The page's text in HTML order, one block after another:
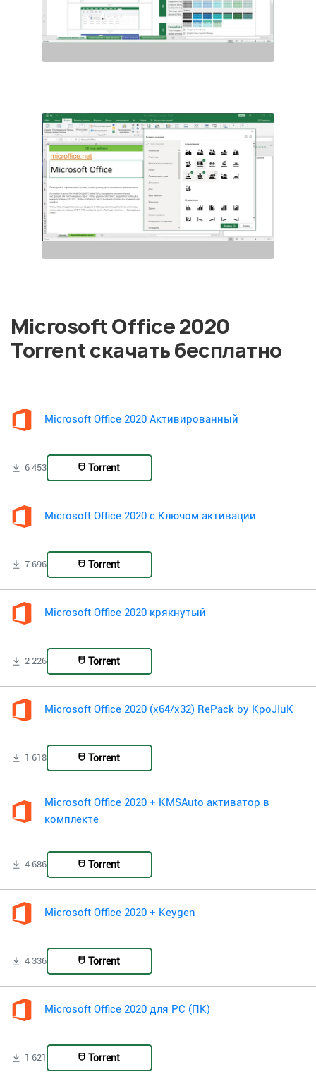
Microsoft Office 2020
Torrent скачать бесплатно
Microsoft Office 2020 Активированный
6 453 Torrent
Microsoft Office 2020 с Ключом активации
7 696 Torrent
Microsoft Office 2020 крякнутый
2 226 Torrent
Microsoft Office 2020 (x64/x32) RePack by KpoJIuK
1 618 Torrent
Microsoft Office 2020 + KMSAuto активатор в
комплекте
4 686 Torrent
Microsoft Office 2020 + Keygen
4 336 Torrent
Microsoft Office 2020 для PC (ПК)
1 621 Torrent